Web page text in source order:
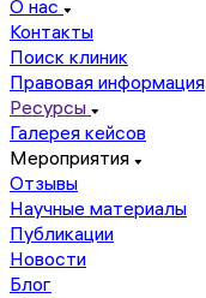
О нас
Контакты
Поиск клиник
Правовая информация
Ресурсы
Галерея кейсов
Мероприятия
Отзывы
Научные материалы
Публикации
Новости
Блог